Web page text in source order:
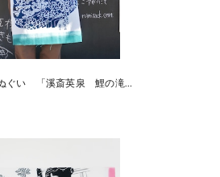
注染手ぬぐい 「溪斎英泉 鯉の滝登り」 [D145]